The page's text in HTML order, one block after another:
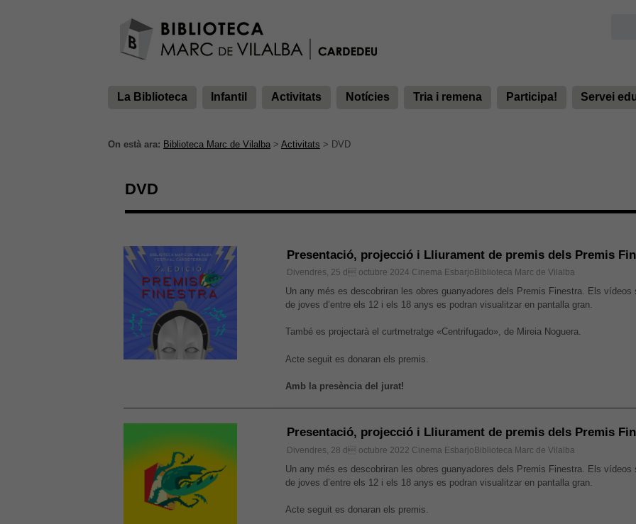
La Biblioteca Infantil Activitats Notícies Tria i remena Participa! Servei
On està ara: Biblioteca Marc de Vilalba > Activitats > DVD
DVD
Presentació, projecció i Lliurament de premis dels Premis
Divendres, 25 d octubre 2024 Cinema EsbarjoBiblioteca Marc de Vilalba
Un any més es descobriran les obres guanyadores dels Premis Finestra. Els vídeos
de joves d’entre els 12 i els 18 anys es podran visualitzar en pantalla gran.
També es projectarà el curtmetratge «Centrifugado», de Mireia Noguera.
Acte seguit es donaran els premis.
Amb la presència del jurat!
Presentació, projecció i Lliurament de premis dels Premis
Divendres, 28 d octubre 2022 Cinema EsbarjoBiblioteca Marc de Vilalba
Un any més es descobriran les obres guanyadores dels Premis Finestra. Els vídeos
de joves d’entre els 12 i els 18 anys es podran visualitzar en pantalla gran.
Acte seguit es donaran els premis.